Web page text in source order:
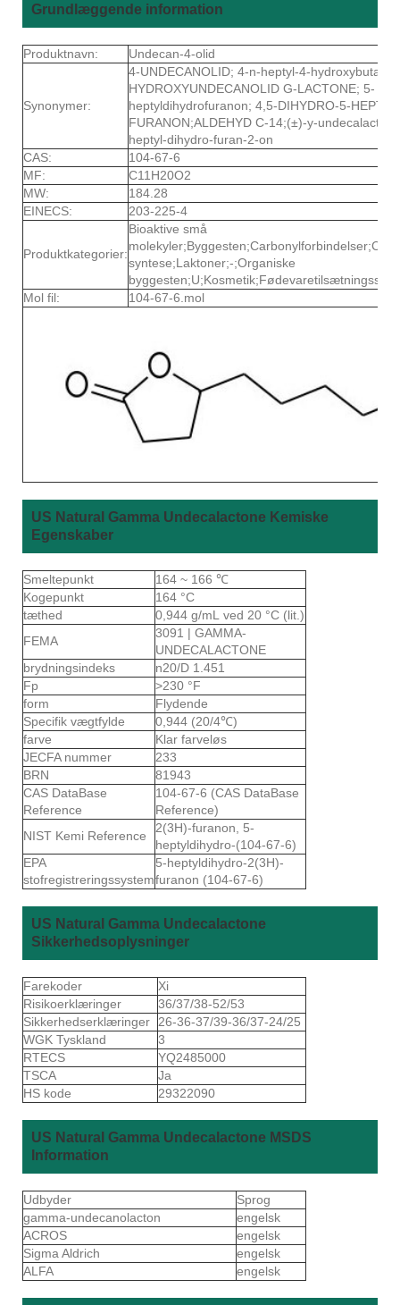
Grundlæggende information
Produktnavn: Undecan-4-olid
Synonymer:
4-UNDECANOLID; 4-n-heptyl-4-
HYDROXYUNDECANOLID G-LACTONE; 5-
heptyldihydrofuranon; 4,5-DIHYDRO-5-
FURANON;ALDEHYD C-14;(±)-y-
heptyl-dihydro-furan-2-on
CAS:
104-67-6
MF:
C11H20O2
MW:
184.28
EINECS:
203-225-4
Produktkategorier:
Bioaktive små
syntese;Laktoner;-;Organiske
byggesten;U;Kosmetik;Fødevaretilsætningsstof
Mol fil:
104-67-6.mol
US Natural Gamma Undecalactone Kemiske
Egenskaber
Smeltepunkt
164 ~ 166 ℃
Kogepunkt
164 °C
tæthed
0,944 g/mL ved 20 °C (lit.)
FEMA
3091 | GAMMA-
UNDECALACTONE
brydningsindeks
n20/D 1.451
Fp
>230 °F
form
Flydende
Specifik vægtfylde
0,944 (20/4℃)
farve
Klar farveløs
JECFA nummer
233
BRN
81943
CAS DataBase
Reference
104-67-6 (CAS DataBase
Reference)
NIST Kemi Reference
2(3H)-furanon, 5-
heptyldihydro-(104-67-6)
EPA
stofregistreringssystem
5-heptyldihydro-2(3H)-
furanon (104-67-6)
US Natural Gamma Undecalactone
Sikkerhedsoplysninger
Farekoder
Xi
Risikoerklæringer
36/37/38-52/53
Sikkerhedserklæringer
26-36-37/39-36/37-24/25
WGK Tyskland
3
RTECS
YQ2485000
TSCA
Ja
HS kode
29322090
US Natural Gamma Undecalactone MSDS
Information
Udbyder
Sprog
gamma-undecanolacton
engelsk
ACROS
engelsk
Sigma Aldrich
engelsk
ALFA
engelsk